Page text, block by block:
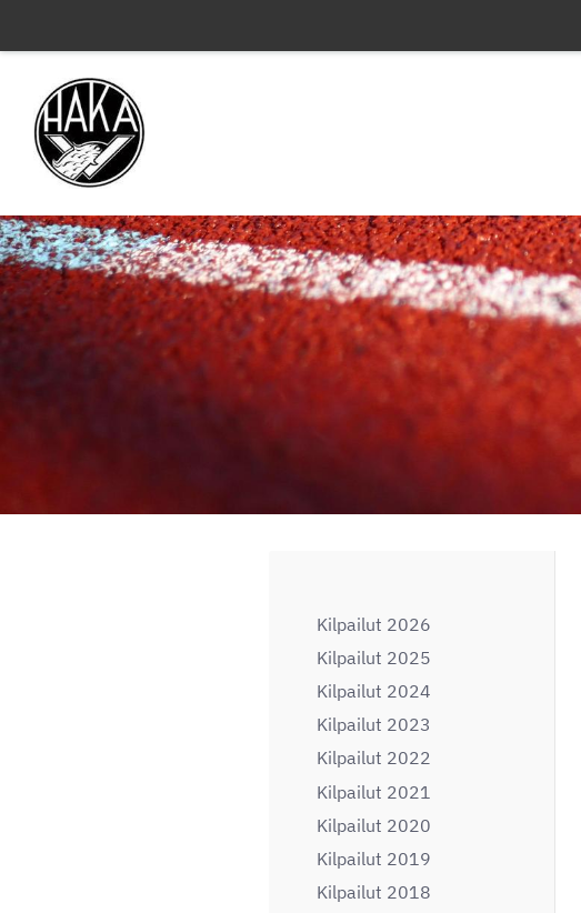
sivun
sisältöön
Valkeakosken Haka
Kilpailut 2026
Kilpailut 2025
Kilpailut 2024
Kilpailut 2023
Kilpailut 2022
Kilpailut 2021
Kilpailut 2020
Kilpailut 2019
Kilpailut 2018